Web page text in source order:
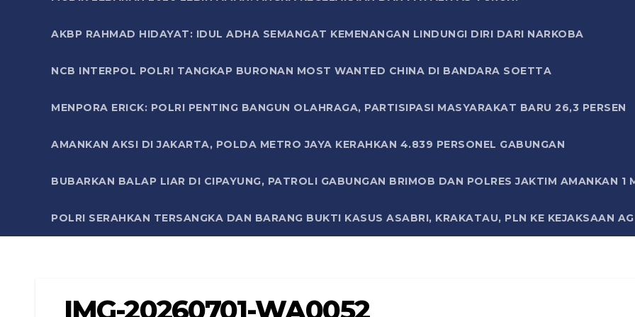
AKBP RAHMAD HIDAYAT: IDUL ADHA SEMANGAT KEMENANGAN LINDUNGI DIRI DARI NARKOBA
NCB INTERPOL POLRI TANGKAP BURONAN MOST WANTED CHINA DI BANDARA SOETTA
MENPORA ERICK: POLRI PENTING BANGUN OLAHRAGA, PARTISIPASI MASYARAKAT BARU 26,3 PERSEN
AMANKAN AKSI DI JAKARTA, POLDA METRO JAYA KERAHKAN 4.839 PERSONEL GABUNGAN
BUBARKAN BALAP LIAR DI CIPAYUNG, PATROLI GABUNGAN BRIMOB DAN POLRES JAKTIM AMANKAN 1
POLRI SERAHKAN TERSANGKA DAN BARANG BUKTI KASUS ASABRI, KRAKATAU, PLN KE KEJAKSAAN
IMG-20260701-WA0052